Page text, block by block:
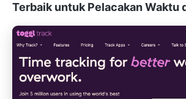
Terbaik untuk Pelacakan Waktu